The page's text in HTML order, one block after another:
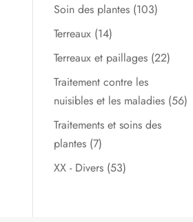
Soin des plantes (103)
Terreaux (14)
Terreaux et paillages (22)
Traitement contre les
nuisibles et les maladies (56)
Traitements et soins des
plantes (7)
XX - Divers (53)